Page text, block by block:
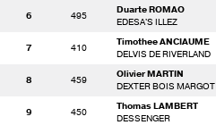
6 495
Duarte ROMAO
EDESA'S ILLEZ
7 410
Timothee ANCIAUME
DELVIS DE RIVERLAND
8 459
Olivier MARTIN
DEXTER BOIS MARGOT
9 450
Thomas LAMBERT
DESSENGER